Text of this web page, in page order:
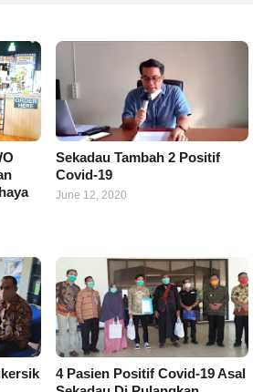
Sekadau Tambah 2 Positif
Covid-19
June 12, 2020
4 Pasien Positif Covid-19 Asal